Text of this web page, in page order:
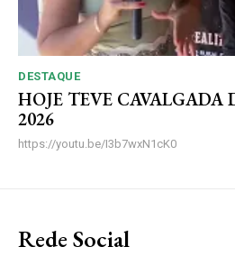
DESTAQUE
HOJE TEVE CAVALGADA
2026
https://youtu.be/I3b7wxN1cK0
Rede Social